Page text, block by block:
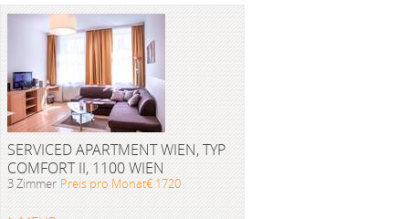
SERVICED APARTMENT WIEN, TYP
COMFORT II, 1100 WIEN
3 Zimmer Preis pro Monat€ 1720